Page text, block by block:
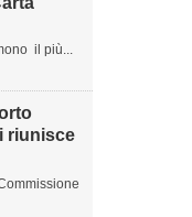
il più...
riunisce